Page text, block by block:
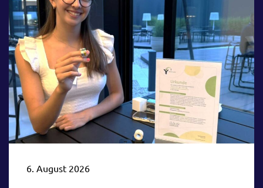
Capcom Go! – 3D
Reise zurück in die Zeit mit der
Apollo-Mission zum Mond im
Juli 1969. Mittels neuester 3D-
Technik bist du mittendrin im
Geschehen vor über 50 Jahren.
Der „CapCom“, die
Kontaktperson in Houston für
seinem „go“ die Erlaubnis zum
6. August 2026